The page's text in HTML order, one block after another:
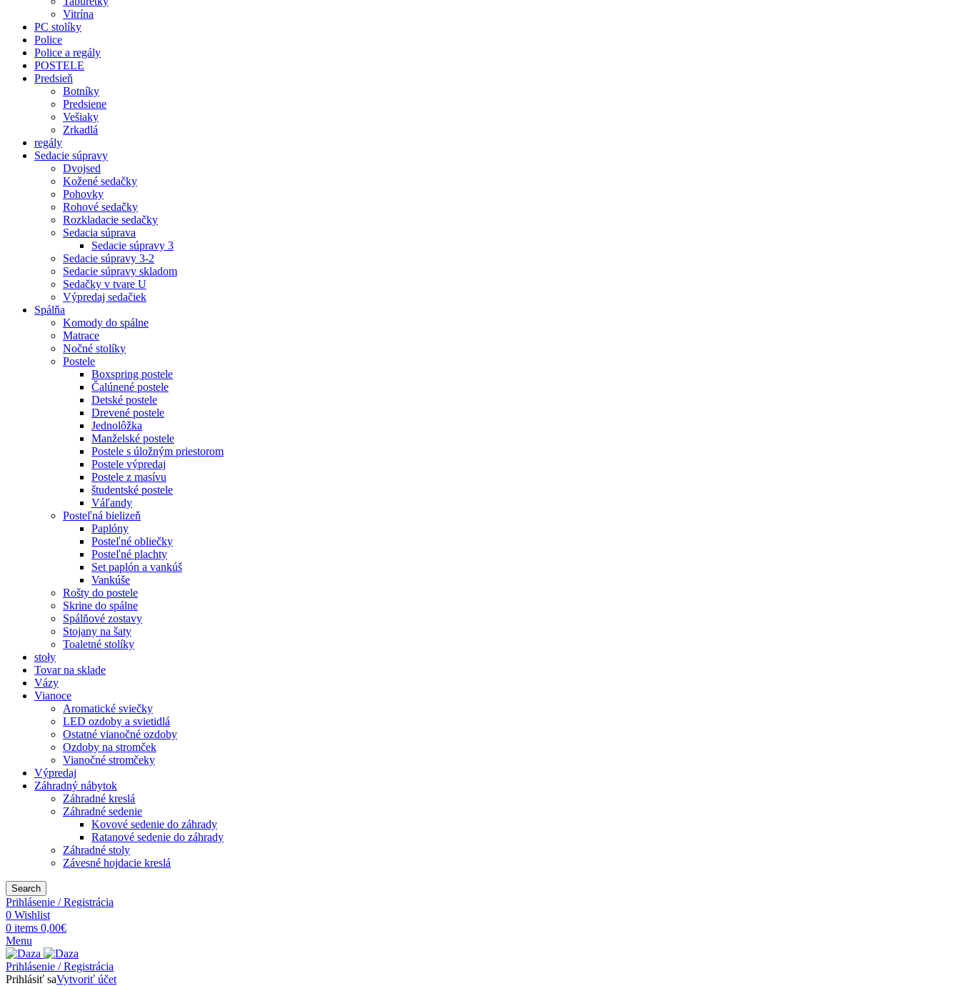
Vitrína
PC stolíky
Police
Police a regály
POSTELE
Predsieň
Botníky
Predsiene
Vešiaky
Zrkadlá
regály
Sedacie súpravy
Dvojsed
Kožené sedačky
Pohovky
Rohové sedačky
Rozkladacie sedačky
Sedacia súprava
Sedacie súpravy 3
Sedacie súpravy 3-2
Sedacie súpravy skladom
Sedačky v tvare U
Výpredaj sedačiek
Spálňa
Komody do spálne
Matrace
Nočné stolíky
Postele
Boxspring postele
Čalúnené postele
Detské postele
Drevené postele
Jednolôžka
Manželské postele
Postele s úložným priestorom
Postele výpredaj
Postele z masívu
študentské postele
Váľandy
Posteľná bielizeň
Paplóny
Posteľné obliečky
Posteľné plachty
Set paplón a vankúš
Vankúše
Rošty do postele
Skrine do spálne
Spálňové zostavy
Stojany na šaty
Toaletné stolíky
stoły
Tovar na sklade
Vázy
Vianoce
Aromatické sviečky
LED ozdoby a svietidlá
Ostatné vianočné ozdoby
Ozdoby na stromček
Vianočné stromčeky
Výpredaj
Záhradný nábytok
Záhradné kreslá
Záhradné sedenie
Kovové sedenie do záhrady
Ratanové sedenie do záhrady
Záhradné stoly
Závesné hojdacie kreslá
Search
Prihlásenie / Registrácia
0 Wishlist
0 items 0,00€
Menu
Prihlásenie / Registrácia
Prihlásiť saVytvoriť účet